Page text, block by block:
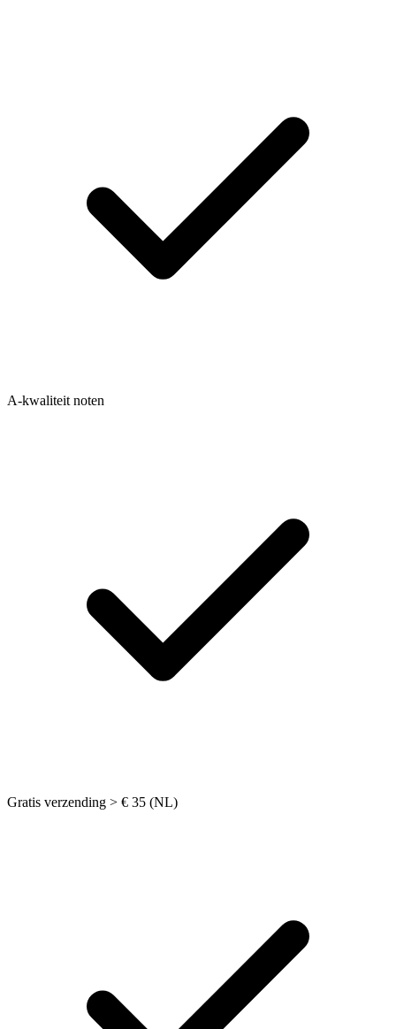
A-kwaliteit noten
Gratis verzending > € 35 (NL)